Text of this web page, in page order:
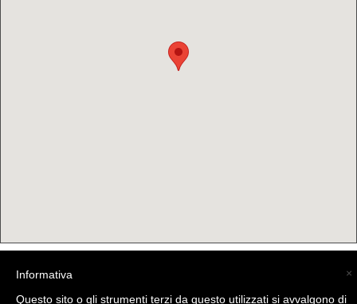
×
Informativa
Questo sito o gli strumenti terzi da questo utilizzati si avvalgono di